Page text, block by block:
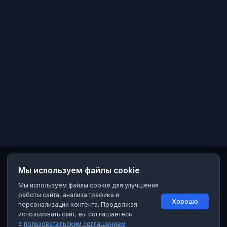
Мы используем файлы cookie
Мы используем файлы cookie для улучшения
работы сайта, анализа трафика и
персонализации контента. Продолжая
использовать сайт, вы соглашаетесь
с пользовательским соглашением
Хорошо